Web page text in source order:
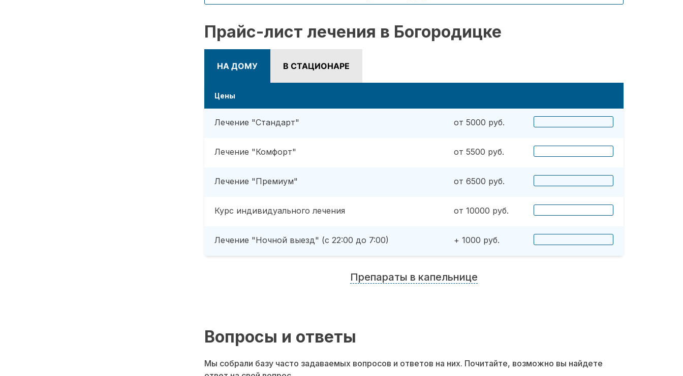
Прайс-лист лечения в Богородицке
НА ДОМУ В СТАЦИОНАРЕ
Цены
Лечение "Стандарт" от 5000 руб.
Лечение "Комфорт" от 5500 руб.
Лечение "Премиум" от 6500 руб.
Курс индивидуального лечения от 10000 руб.
Лечение "Ночной выезд" (с 22:00 до 7:00) + 1000 руб.
Препараты в капельнице
Вопросы и ответы
Мы собрали базу часто задаваемых вопросов и ответов на них. Почитайте, возможно вы найдете